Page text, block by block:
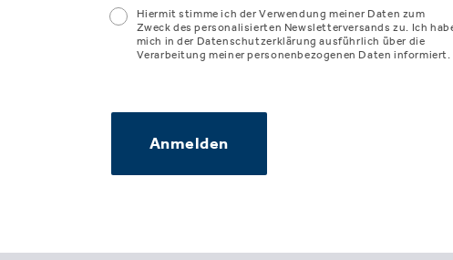
Hiermit stimme ich der Verwendung meiner Daten zum
Zweck des personalisierten Newsletterversands zu. Ich
mich in der Datenschutzerklärung ausführlich über die
Verarbeitung meiner personenbezogenen Daten informiert.
Anmelden